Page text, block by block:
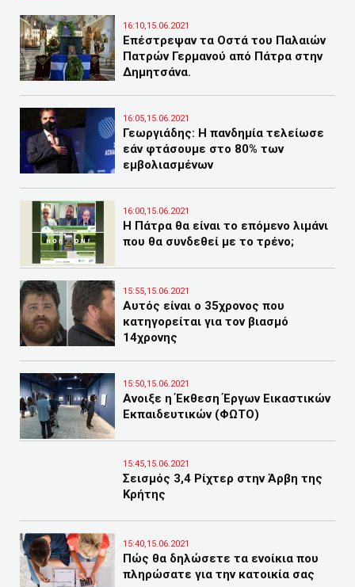
16:10,15.06.2021
Επέστρεψαν τα Οστά του Παλαιών
Πατρών Γερμανού από Πάτρα στην
Δημητσάνα.
16:05,15.06.2021
Γεωργιάδης: Η πανδημία τελείωσε
εάν φτάσουμε στο 80% των
εμβολιασμένων
16:00,15.06.2021
Η Πάτρα θα είναι το επόμενο λιμάνι
που θα συνδεθεί με το τρένο;
15:55,15.06.2021
Αυτός είναι ο 35χρονος που
κατηγορείται για τον βιασμό
14χρονης
15:50,15.06.2021
Ανοιξε η Έκθεση Έργων Εικαστικών
Εκπαιδευτικών (ΦΩΤΟ)
15:45,15.06.2021
Σεισμός 3,4 Ρίχτερ στην Άρβη της
Κρήτης
15:40,15.06.2021
Πώς θα δηλώσετε τα ενοίκια που
πληρώσατε για την κατοικία σας